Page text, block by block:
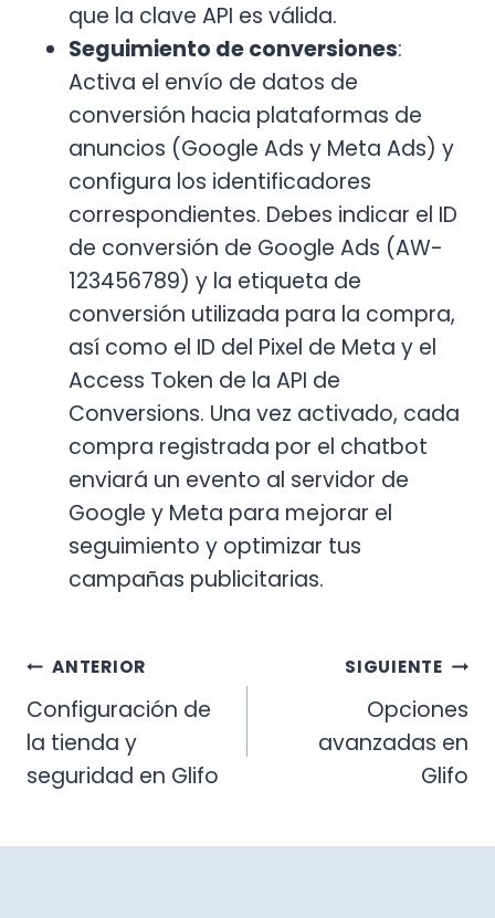
que la clave API es válida.
Seguimiento de conversiones:
Activa el envío de datos de
conversión hacia plataformas de
anuncios (Google Ads y Meta Ads) y
configura los identificadores
correspondientes. Debes indicar el ID
de conversión de Google Ads (AW-
123456789) y la etiqueta de
conversión utilizada para la compra,
así como el ID del Pixel de Meta y el
Access Token de la API de
Conversions. Una vez activado, cada
compra registrada por el chatbot
enviará un evento al servidor de
Google y Meta para mejorar el
seguimiento y optimizar tus
campañas publicitarias.
Navegación
de
entradas
ANTERIOR
Configuración de
la tienda y
seguridad en Glifo
SIGUIENTE
Opciones
avanzadas en
Glifo